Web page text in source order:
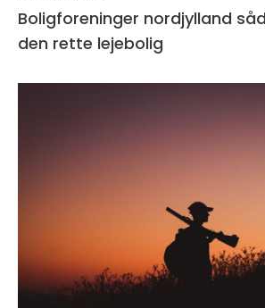
Boligforeninger nordjylland sådan finder du
den rette lejebolig